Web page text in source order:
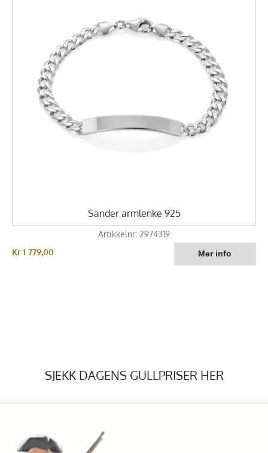
Sander armlenke 925
Artikkelnr: 2974319
Kr 1 779,00
SJEKK DAGENS GULLPRISER HER